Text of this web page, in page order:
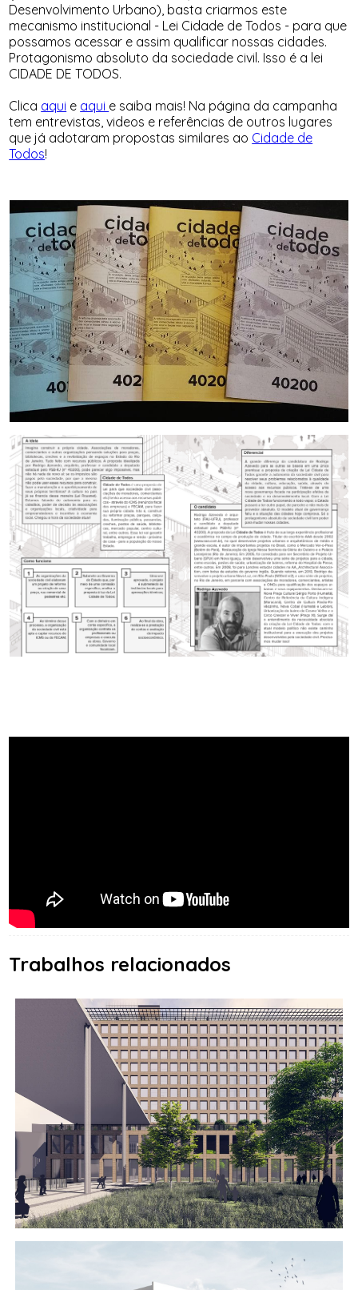
Desenvolvimento Urbano), basta criarmos este
mecanismo institucional - Lei Cidade de Todos - para que
possamos acessar e assim qualificar nossas cidades.
Protagonismo absoluto da sociedade civil. Isso é a lei
CIDADE DE TODOS.
Clica aqui e aqui e saiba mais! Na página da campanha
tem entrevistas, videos e referências de outros lugares
que já adotaram propostas similares ao Cidade de
Todos!
Trabalhos relacionados